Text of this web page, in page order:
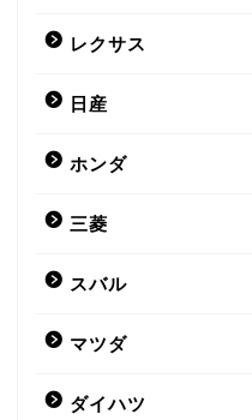
レクサス
日産
ホンダ
三菱
スバル
マツダ
ダイハツ